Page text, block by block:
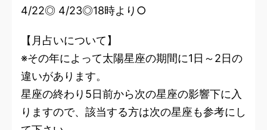
4/22◎ 4/23◎18時より○
【月占いについて】
※その年によって太陽星座の期間に1日～2日の
違いがあります。
星座の終わり5日前から次の星座の影響下に入
りますので、該当する方は次の星座も参考にし